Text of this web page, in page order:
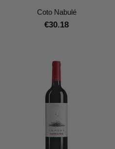
Coto Nabulé
€30.18